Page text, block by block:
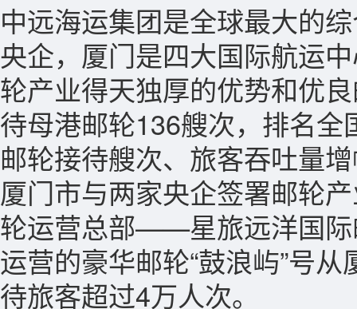
中远海运集团是全球最大的
央企，厦门是四大国际航运
轮产业得天独厚的优势和优
待母港邮轮136艘次，排名
邮轮接待艘次、旅客吞吐量
厦门市与两家央企签署邮轮
轮运营总部——星旅远洋国际
运营的豪华邮轮“鼓浪屿”号
待旅客超过4万人次。